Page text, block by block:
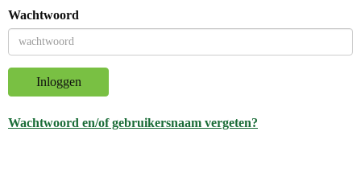
Wachtwoord
Inloggen
Wachtwoord en/of gebruikersnaam vergeten?